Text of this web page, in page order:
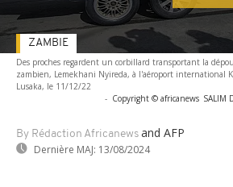
Des proches regardent un corbillard transportant la
zambien, Lemekhani Nyireda, à l'aéroport international
Lusaka, le 11/12/22
- Copyright © africanews SALIM
By Rédaction Africanews and AFP
Dernière MAJ: 13/08/2024
ZAMBIE